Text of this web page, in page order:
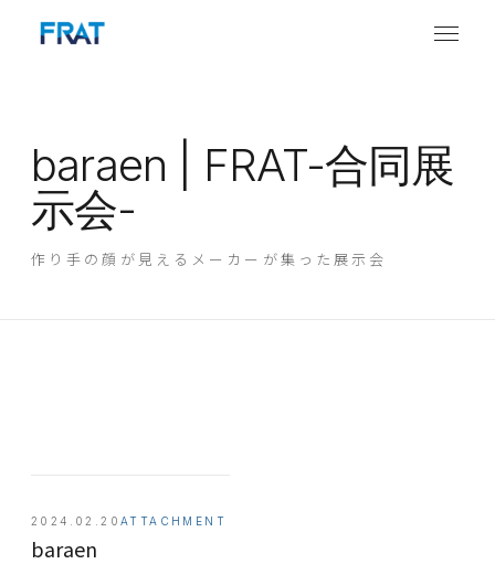
baraen | FRAT-合同展
示会-
作り手の顔が見えるメーカーが集った展示会
2024.02.20 ATTACHMENT
baraen